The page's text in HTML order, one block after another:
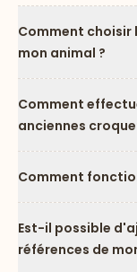
Comment
mon animal ?
Comment
anciennes
Comment
Est-il possible
références de